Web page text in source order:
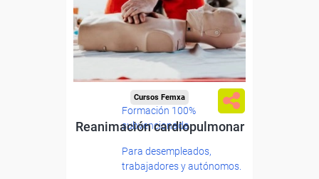
Formación 100%
subvencionada.
Para desempleados,
trabajadores y autónomos.
Cursos Femxa
Reanimación cardiopulmonar